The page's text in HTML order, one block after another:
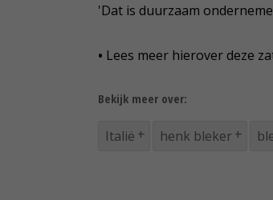
'Dat is duurzaam
• Lees meer hierover deze
Bekijk meer over:
Italië henk bleker